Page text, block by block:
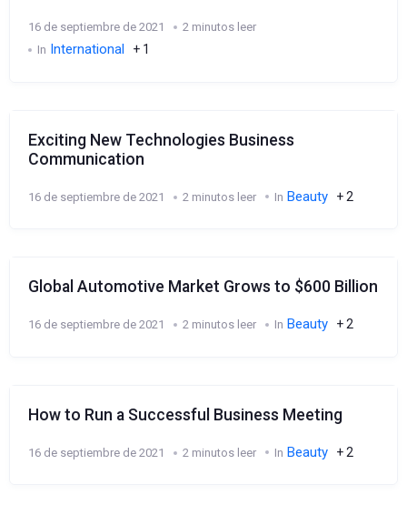
16 de septiembre de 2021
2 minutos leer
In International + 1
Exciting New Technologies Business
Communication
16 de septiembre de 2021 2 minutos leer In Beauty + 2
Global Automotive Market Grows to $600 Billion
16 de septiembre de 2021 2 minutos leer In Beauty + 2
How to Run a Successful Business Meeting
16 de septiembre de 2021 2 minutos leer In Beauty + 2